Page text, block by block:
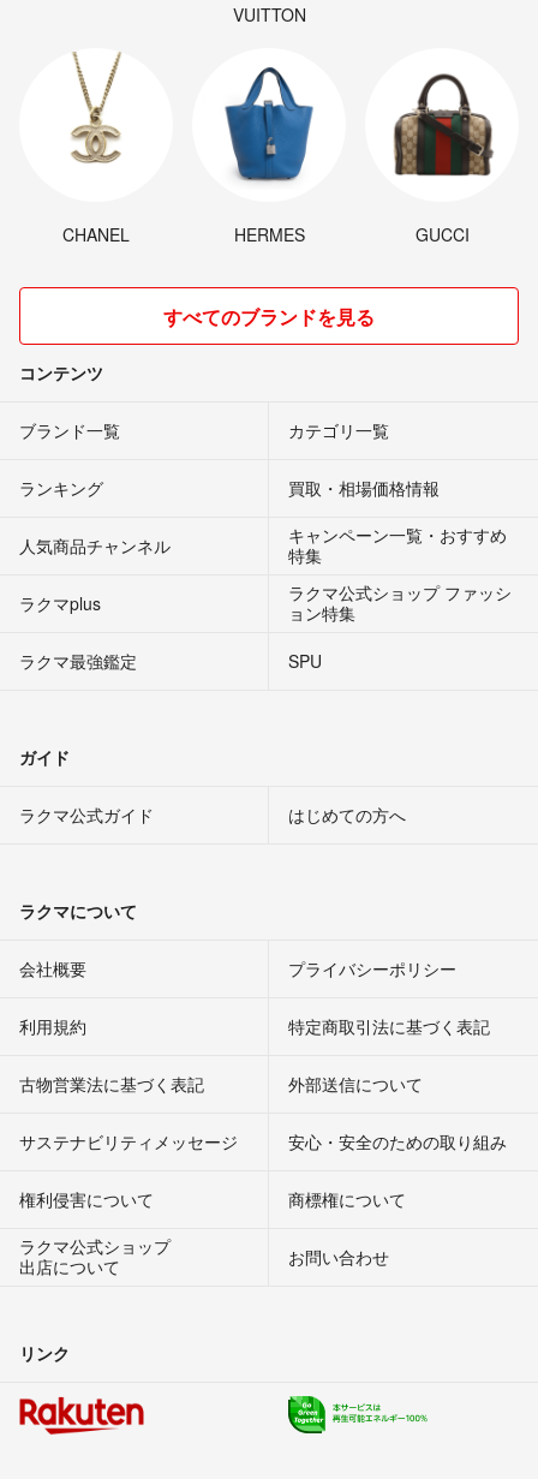
VUITTON
CHANEL HERMES GUCCI
すべてのブランドを見る
コンテンツ
ブランド一覧 カテゴリ一覧
ランキング 買取・相場価格情報
人気商品チャンネル
キャンペーン一覧・おすすめ
特集
ラクマplus
ラクマ公式ショップ ファッシ
ョン特集
ラクマ最強鑑定
SPU
ガイド
ラクマ公式ガイド はじめての方へ
ラクマについて
会社概要 プライバシーポリシー
利用規約 特定商取引法に基づく表記
古物営業法に基づく表記 外部送信について
サステナビリティメッセージ 安心・安全のための取り組み
権利侵害について
商標権について
ラクマ公式ショップ
出店について
お問い合わせ
リンク